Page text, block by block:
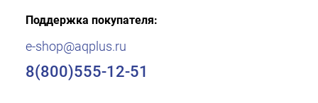
Поддержка покупателя:
e-shop@aqplus.ru
8(800)555-12-51